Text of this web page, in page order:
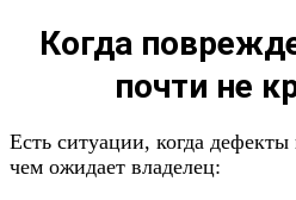
Когда
почти не
Есть ситуации, когда
чем ожидает владелец: